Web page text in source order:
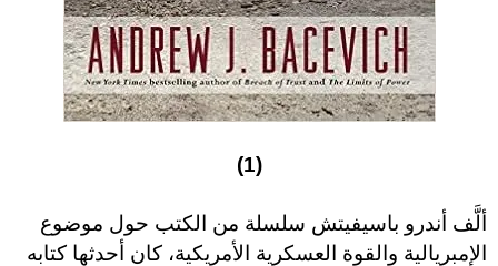
(1)
ألَّف أندرو باسيفيتش سلسلة من الكتب حول موضوع
الإمبريالية والقوة العسكرية الأمريكية، كان أحدثها كتابه